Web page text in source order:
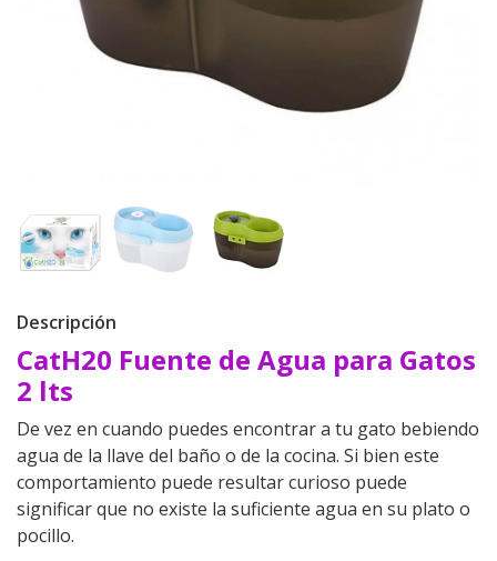
Descripción
CatH20 Fuente de Agua para Gatos
2 lts
De vez en cuando puedes encontrar a tu gato bebiendo
agua de la llave del baño o de la cocina. Si bien este
comportamiento puede resultar curioso puede
significar que no existe la suficiente agua en su plato o
pocillo.